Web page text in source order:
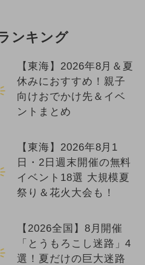
ンキング
【東海】2026年8月＆夏
休みにおすすめ！親子
向けおでかけ先＆イベ
ントまとめ
【東海】2026年8月1
日・2日週末開催の無料
イベント18選 大規模夏
祭り＆花火大会も！
【2026全国】8月開催
「とうもろこし迷路」4
選！夏だけの巨大迷路